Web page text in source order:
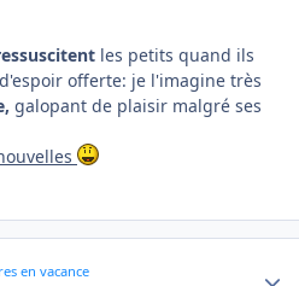
les petits quand ils
offerte: je l'imagine très
galopant de plaisir malgré ses
en vacance